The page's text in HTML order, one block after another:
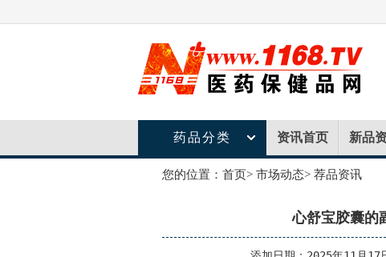
药品分类 资讯首页 新品
您的位置： 首页> 市场动态> 荐品资讯
心舒宝胶囊的